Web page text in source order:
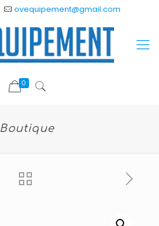
ovequipement@gmail.com
0
Boutique